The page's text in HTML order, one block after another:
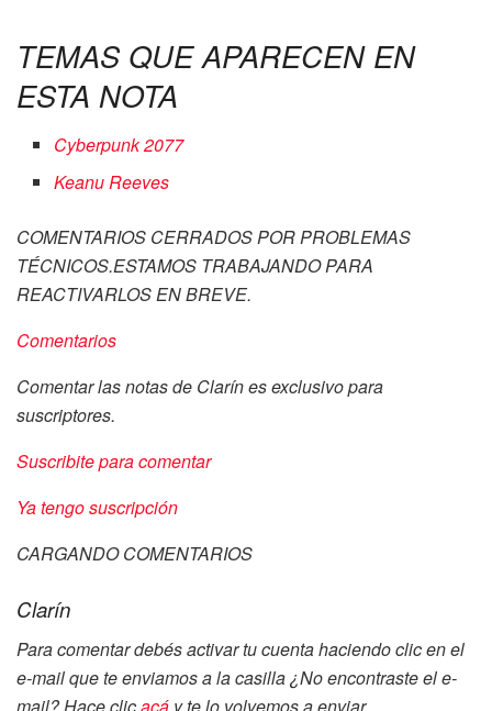
TEMAS QUE APARECEN EN
ESTA NOTA
Cyberpunk 2077
Keanu Reeves
COMENTARIOS CERRADOS POR PROBLEMAS
TÉCNICOS.ESTAMOS TRABAJANDO PARA
REACTIVARLOS EN BREVE.
Comentarios
Comentar las notas de Clarín es exclusivo para
suscriptores.
Suscribite para comentar
Ya tengo suscripción
CARGANDO COMENTARIOS
Clarín
Para comentar debés activar tu cuenta haciendo clic en el
e-mail que te enviamos a la casilla¿No encontraste el e-